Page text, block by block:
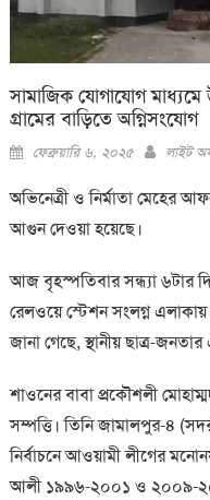
সামাজিক যোগাযোগ মাধ্যমে
গ্রামের বাড়িতে অগ্নিসংযোগ
Posted
ফেব্রুয়ারি ৬, ২০২৫ Author
লাইট
অভিনেত্রী ও নির্মাতা মেহের
আগুন দেওয়া হয়েছে।
আজ বৃহস্পতিবার সন্ধ্যা ৬টার
রেলওয়ে স্টেশন সংলগ্ন
জানা গেছে, স্থানীয় ছাত্র-
শাওনের বাবা প্রকৌশলী
সম্পত্তি। তিনি জামালপুর-৪
নির্বাচনে আওয়ামী লীগের
আলী ১৯৯৬-২০০১ ও ২০০৯-